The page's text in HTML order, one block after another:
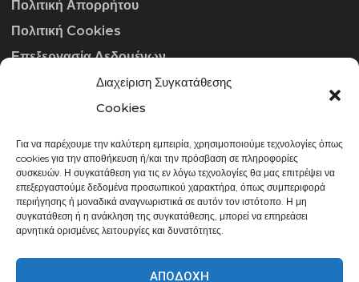
Διαχείριση Συγκατάθεσης
Cookies
Για να παρέχουμε την καλύτερη εμπειρία, χρησιμοποιούμε τεχνολογίες όπως
cookies για την αποθήκευση ή/και την πρόσβαση σε πληροφορίες
συσκευών. Η συγκατάθεση για τις εν λόγω τεχνολογίες θα μας επιτρέψει να
επεξεργαστούμε δεδομένα προσωπικού χαρακτήρα, όπως συμπεριφορά
περιήγησης ή μοναδικά αναγνωριστικά σε αυτόν τον ιστότοπο. Η μη
συγκατάθεση ή η ανάκληση της συγκατάθεσης, μπορεί να επηρεάσει
αρνητικά ορισμένες λειτουργίες και δυνατότητες.
ΑΠΟΔΟΧΉ
Πολιτική Απορρήτου
Πολιτική Cookies
Επεξεργασία Δεδομένων
ΣΤΟΙΧΕΊΑ ΕΠΙΚΟΙΝΩΝΊΑΣ
info@gowithraw.gr
24310 35062
Δευ. - Παρ. 08:00 - 20:00